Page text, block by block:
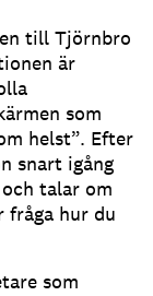
till Tjörnbro
är
som
helst”. Efter
snart igång
talar om
fråga hur du
som